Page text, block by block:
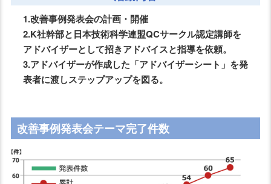
1.改善事例発表会の計画・開催
2.K社幹部と日本技術科学連盟QCサークル認定講師を
アドバイザーとして招きアドバイスと指導を依頼。
3.アドバイザーが作成した「アドバイザーシート」を発
表者に渡しステップアップを図る。
改善事例発表会テーマ完了件数